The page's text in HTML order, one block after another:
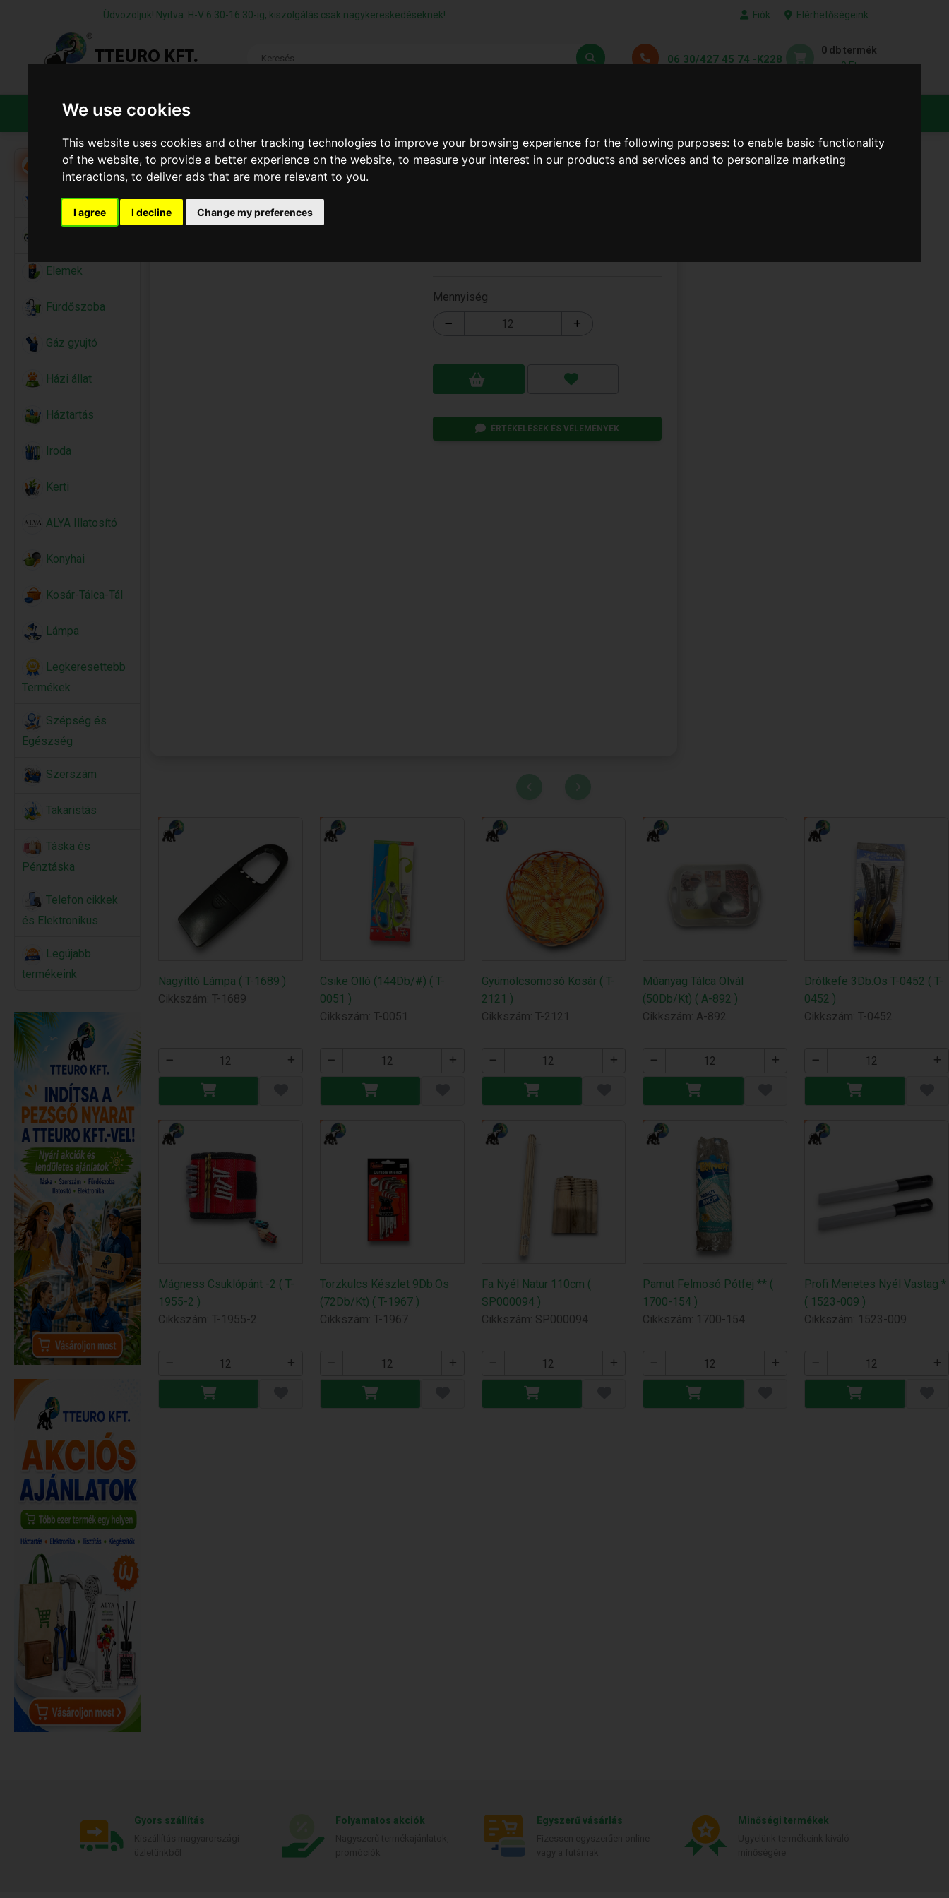
We use cookies
This website uses cookies and other tracking technologies to improve your browsing experience for the following purposes:to enable basic functionality
of the website,to provide a better experience on the website,to measure your interest in our products and services and to personalize marketing
interactions,to deliver ads that are more relevant to you.
I agree I decline Change my preferences
Üdvözöljük! Nyitva: H-V 6:30-16:30-ig, kiszolgálás csak nagykereskedéseknek! Fiók Elérhetőségeink
06 30/427 45 74 -K228
0 db termék
0 Ft
TERMÉKEK
Akció
Alkalmi Kellékek
Elemek
Fürdőszoba
Gáz gyujtó
Házi állat
Háztartás
Iroda
Kerti
ALYA Illatosító
Konyhai
Kosár-Tálca-Tál
Lámpa
Legkeresettebb
Termékek
Szépség és
Egészség
Szerszám
Takaristás
Táska és
Pénztáska
Telefon cikkek
és Elektronikus
Legújabb
termékeink
Mennyiség
ÉRTÉKELÉSEK ÉS VÉLEMÉNYEK
Nagyíttó Lámpa ( T-1689 )
Cikkszám: T-1689
Csike Olló (144Db/#) ( T-
0051 )
Cikkszám: T-0051
Gyümölcsömosó Kosár ( T-
2121 )
Cikkszám: T-2121
Műanyag Tálca Olvál
(50Db/Kt) ( A-892 )
Cikkszám: A-892
Drótkefe 3Db.Os T-0452 ( T-
0452 )
Cikkszám: T-0452
Mágness Csuklópánt -2 ( T-
1955-2 )
Cikkszám: T-1955-2
Torzkulcs Készlet 9Db.Os
(72Db/Kt) ( T-1967 )
Cikkszám: T-1967
Fa Nyél Natur 110cm (
SP000094 )
Cikkszám: SP000094
Pamut Felmosó Pótfej ** (
1700-154 )
Cikkszám: 1700-154
Profi Menetes Nyél Vastag *
( 1523-009 )
Cikkszám: 1523-009
Gyors szállítás Folyamatos akciók Egyszerű vásárlás Minőségi termékek